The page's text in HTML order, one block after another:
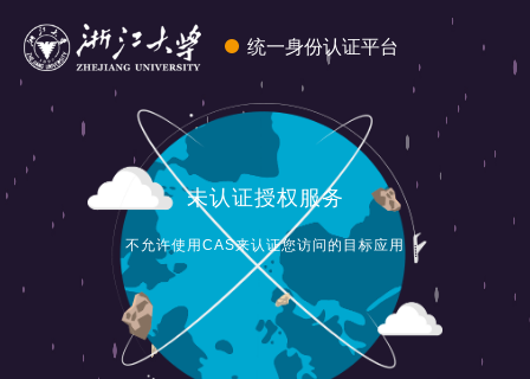
统一身份认证平台
未认证授权服务
不允许使用CAS来认证您访问的目标应用